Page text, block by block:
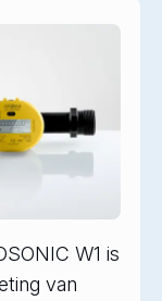
W1 is
van